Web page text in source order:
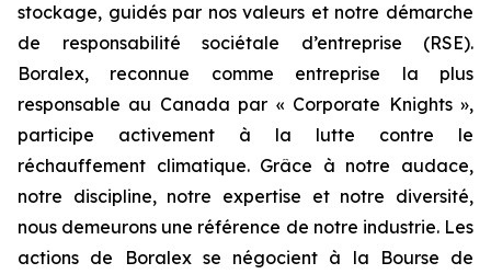
stockage, guidés par nos valeurs et notre démarche
de responsabilité sociétale d’entreprise (RSE).
Boralex, reconnue comme entreprise la plus
responsable au Canada par « Corporate Knights »,
participe activement à la lutte contre le
réchauffement climatique. Grâce à notre audace,
notre discipline, notre expertise et notre diversité,
nous demeurons une référence de notre industrie. Les
actions de Boralex se négocient à la Bourse de